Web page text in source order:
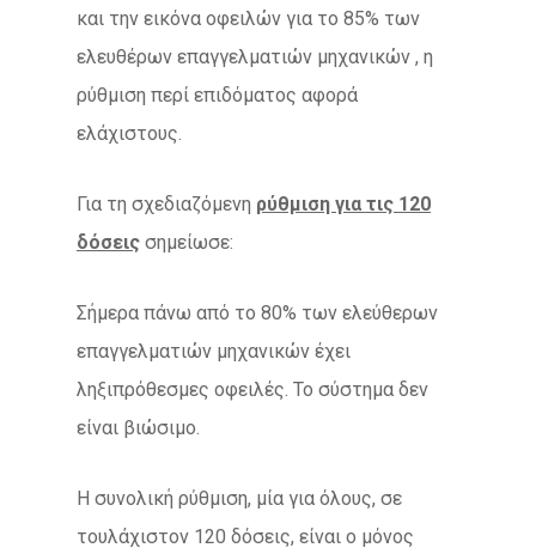
και την εικόνα οφειλών για το 85% των
ελευθέρων επαγγελματιών μηχανικών , η
ρύθμιση περί επιδόματος αφορά
ελάχιστους.
Για τη σχεδιαζόμενη ρύθμιση για τις 120
δόσεις σημείωσε:
Σήμερα πάνω από το 80% των ελεύθερων
επαγγελματιών μηχανικών έχει
ληξιπρόθεσμες οφειλές. Το σύστημα δεν
είναι βιώσιμο.
Η συνολική ρύθμιση, μία για όλους, σε
τουλάχιστον 120 δόσεις, είναι ο μόνος